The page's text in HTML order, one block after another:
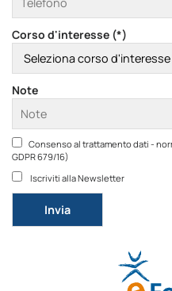
Corso d'interesse (*)
Note
Consenso al trattamento dati -
GDPR 679/16)
Iscriviti alla Newsletter
Si prega di lasciare vuoto